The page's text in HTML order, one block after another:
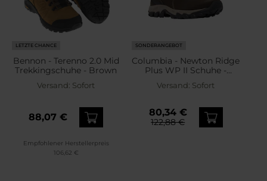
LETZTE CHANCE
Bennon - Terenno 2.0 Mid
Trekkingschuhe - Brown
Versand: Sofort
88,07 €
Empfohlener Herstellerpreis
106,62 €
SONDERANGEBOT
Columbia - Newton Ridge
Plus WP II Schuhe -
Cordovan/Squash
Versand: Sofort
80,34 €
122,88 €